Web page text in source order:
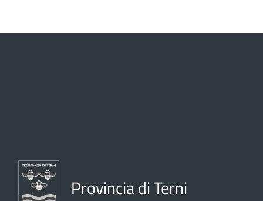
Provincia di Terni